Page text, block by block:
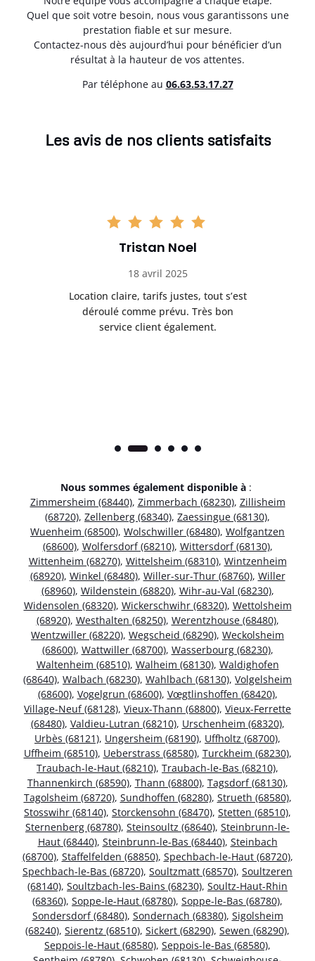
Quel que soit votre besoin, nous vous garantissons une
prestation fiable et sur mesure.
Contactez-nous dès aujourd’hui pour bénéficier d’un
résultat à la hauteur de vos attentes.
Par téléphone au 06.63.53.17.27
Les avis de nos clients satisfaits
Tristan Noel
18 avril 2025
Location claire, tarifs justes, tout s’est
déroulé comme prévu. Très bon
service client également.
Nous sommes également disponible à :
Zimmersheim (68440), Zimmerbach (68230), Zillisheim
(68720), Zellenberg (68340), Zaessingue (68130),
Wuenheim (68500), Wolschwiller (68480), Wolfgantzen
(68600), Wolfersdorf (68210), Wittersdorf (68130),
Wittenheim (68270), Wittelsheim (68310), Wintzenheim
(68920), Winkel (68480), Willer-sur-Thur (68760), Willer
(68960), Wildenstein (68820), Wihr-au-Val (68230),
Widensolen (68320), Wickerschwihr (68320), Wettolsheim
(68920), Westhalten (68250), Werentzhouse (68480),
Wentzwiller (68220), Wegscheid (68290), Weckolsheim
(68600), Wattwiller (68700), Wasserbourg (68230),
Waltenheim (68510), Walheim (68130), Waldighofen
(68640), Walbach (68230), Wahlbach (68130), Volgelsheim
(68600), Vogelgrun (68600), Vœgtlinshoffen (68420),
Village-Neuf (68128), Vieux-Thann (68800), Vieux-Ferrette
(68480), Valdieu-Lutran (68210), Urschenheim (68320),
Urbès (68121), Ungersheim (68190), Uffholtz (68700),
Uffheim (68510), Ueberstrass (68580), Turckheim (68230),
Traubach-le-Haut (68210), Traubach-le-Bas (68210),
Thannenkirch (68590), Thann (68800), Tagsdorf (68130),
Tagolsheim (68720), Sundhoffen (68280), Strueth (68580),
Stosswihr (68140), Storckensohn (68470), Stetten (68510),
Sternenberg (68780), Steinsoultz (68640), Steinbrunn-le-
Haut (68440), Steinbrunn-le-Bas (68440), Steinbach
(68700), Staffelfelden (68850), Spechbach-le-Haut (68720),
Spechbach-le-Bas (68720), Soultzmatt (68570), Soultzeren
(68140), Soultzbach-les-Bains (68230), Soultz-Haut-Rhin
(68360), Soppe-le-Haut (68780), Soppe-le-Bas (68780),
Sondersdorf (68480), Sondernach (68380), Sigolsheim
(68240), Sierentz (68510), Sickert (68290), Sewen (68290),
Seppois-le-Haut (68580), Seppois-le-Bas (68580),